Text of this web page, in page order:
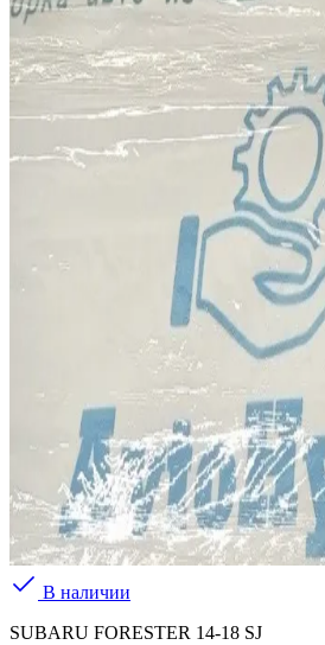
В наличии
SUBARU FORESTER 14-18 SJ